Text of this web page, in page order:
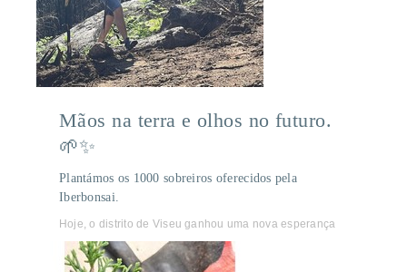
Mãos na terra e olhos no futuro.
🌱✨
Plantámos os 1000 sobreiros oferecidos pela
Iberbonsai.
Hoje, o distrito de Viseu ganhou uma nova esperança